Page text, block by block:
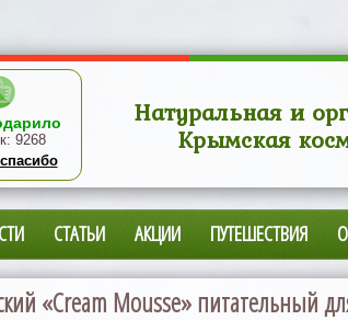
9268
Натуральная и
Крымская
СТАТЬИ АКЦИИ ПУТЕШЕСТВИЯ
«Cream Mousse» питательный